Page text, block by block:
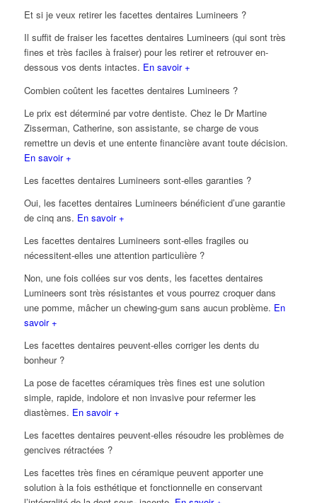
Et si je veux retirer les facettes dentaires Lumineers ?
Il suffit de fraiser les facettes dentaires Lumineers (qui sont très
fines et très faciles à fraiser) pour les retirer et retrouver en-
dessous vos dents intactes. En savoir +
Combien coûtent les facettes dentaires Lumineers ?
Le prix est déterminé par votre dentiste. Chez le Dr Martine
Zisserman, Catherine, son assistante, se charge de vous
remettre un devis et une entente financière avant toute décision.
En savoir +
Les facettes dentaires Lumineers sont-elles garanties ?
Oui, les facettes dentaires Lumineers bénéficient d’une garantie
de cinq ans. En savoir +
Les facettes dentaires Lumineers sont-elles fragiles ou
nécessitent-elles une attention particulière ?
Non, une fois collées sur vos dents, les facettes dentaires
Lumineers sont très résistantes et vous pourrez croquer dans
une pomme, mâcher un chewing-gum sans aucun problème. En
savoir +
Les facettes dentaires peuvent-elles corriger les dents du
bonheur ?
La pose de facettes céramiques très fines est une solution
simple, rapide, indolore et non invasive pour refermer les
diastèmes. En savoir +
Les facettes dentaires peuvent-elles résoudre les problèmes de
gencives rétractées ?
Les facettes très fines en céramique peuvent apporter une
solution à la fois esthétique et fonctionnelle en conservant